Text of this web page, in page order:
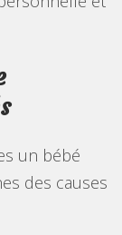
un bébé
des causes